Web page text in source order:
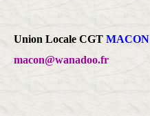
Union Locale CGT MACON
macon@wanadoo.fr